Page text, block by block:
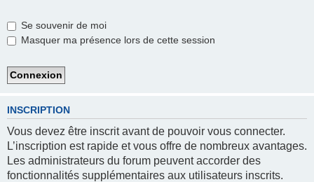
Se souvenir de moi
Masquer ma présence lors de cette session
INSCRIPTION
Vous devez être inscrit avant de pouvoir vous connecter.
L’inscription est rapide et vous offre de nombreux avantages.
Les administrateurs du forum peuvent accorder des
fonctionnalités supplémentaires aux utilisateurs inscrits.